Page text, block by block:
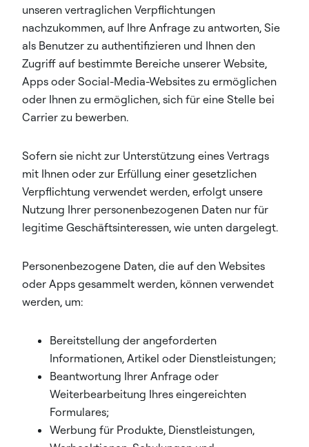
unseren vertraglichen Verpflichtungen
nachzukommen, auf Ihre Anfrage zu antworten, Sie
als Benutzer zu authentifizieren und Ihnen den
Zugriff auf bestimmte Bereiche unserer Website,
Apps oder Social-Media-Websites zu ermöglichen
oder Ihnen zu ermöglichen, sich für eine Stelle bei
Carrier zu bewerben.
Sofern sie nicht zur Unterstützung eines Vertrags
mit Ihnen oder zur Erfüllung einer gesetzlichen
Verpflichtung verwendet werden, erfolgt unsere
Nutzung Ihrer personenbezogenen Daten nur für
legitime Geschäftsinteressen, wie unten dargelegt.
Personenbezogene Daten, die auf den Websites
oder Apps gesammelt werden, können verwendet
werden, um:
Bereitstellung der angeforderten
Informationen, Artikel oder Dienstleistungen;
Beantwortung Ihrer Anfrage oder
Weiterbearbeitung Ihres eingereichten
Formulares;
Werbung für Produkte, Dienstleistungen,